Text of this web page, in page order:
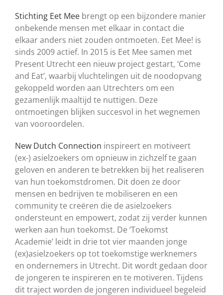
Stichting Eet Mee brengt op een bijzondere manier
onbekende mensen met elkaar in contact die
elkaar anders niet zouden ontmoeten. Eet Mee! is
sinds 2009 actief. In 2015 is Eet Mee samen met
Present Utrecht een nieuw project gestart, ‘Come
and Eat’, waarbij vluchtelingen uit de noodopvang
gekoppeld worden aan Utrechters om een
gezamenlijk maaltijd te nuttigen. Deze
ontmoetingen blijken succesvol in het wegnemen
van vooroordelen.
New Dutch Connection inspireert en motiveert
(ex-) asielzoekers om opnieuw in zichzelf te gaan
geloven en anderen te betrekken bij het realiseren
van hun toekomstdromen. Dit doen ze door
mensen en bedrijven te mobiliseren en een
community te creëren die de asielzoekers
ondersteunt en empowert, zodat zij verder kunnen
werken aan hun toekomst. De ‘Toekomst
Academie’ leidt in drie tot vier maanden jonge
(ex)asielzoekers op tot toekomstige werknemers
en ondernemers in Utrecht. Dit wordt gedaan door
de jongeren te inspireren en te motiveren. Tijdens
dit traject worden de jongeren individueel begeleid